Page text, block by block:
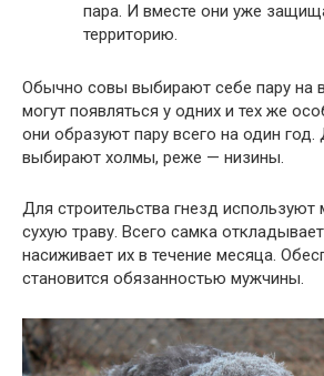
пара. И вместе они уже
территорию.
Обычно совы выбирают себе пару на
могут появляться у одних и тех же
они образуют пару всего на один год.
выбирают холмы, реже — низины.
Для строительства гнезд используют
сухую траву. Всего самка
насиживает их в течение месяца.
становится обязанностью мужчины.